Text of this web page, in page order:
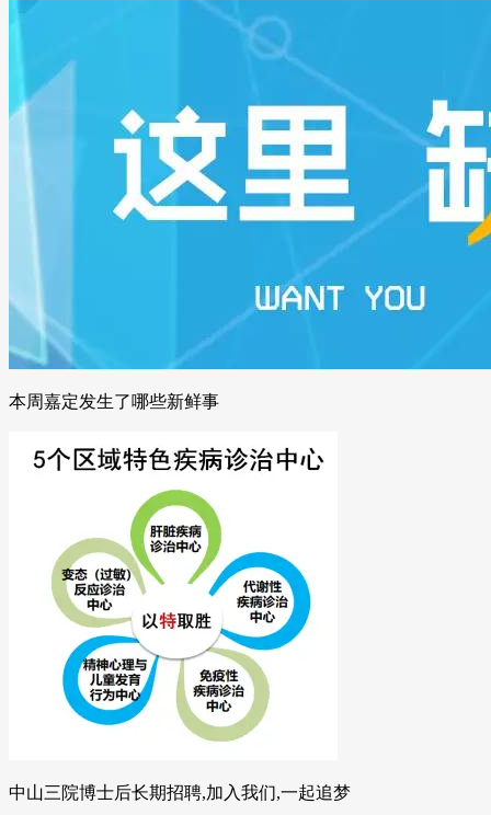
本周嘉定发生了哪些新鲜事
中山三院博士后长期招聘,加入我们,一起追梦